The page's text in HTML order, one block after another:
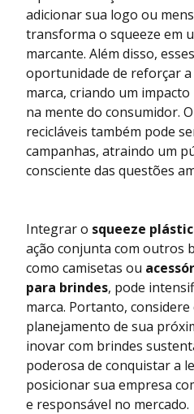
adicionar sua logo ou
transforma o squeeze em
marcante. Além disso,
oportunidade de reforçar a
marca, criando um
na mente do consumidor.
recicláveis também pode
campanhas, atraindo um
consciente das questões
Integrar o squeeze
ação conjunta com outros
como camisetas ou
para brindes, pode
marca. Portanto,
planejamento de sua
inovar com brindes
poderosa de conquistar a
posicionar sua empresa
e responsável no mercado.